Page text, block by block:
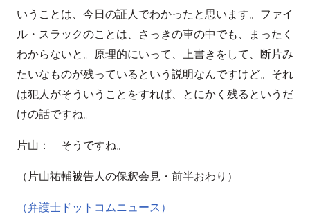
いうことは、今日の証人でわかったと思います。ファイ
ル・スラックのことは、さっきの車の中でも、まったく
わからないと。原理的にいって、上書きをして、断片み
たいなものが残っているという説明なんですけど。それ
は犯人がそういうことをすれば、とにかく残るというだ
けの話ですね。
片山： そうですね。
（片山祐輔被告人の保釈会見・前半おわり）
（弁護士ドットコムニュース）